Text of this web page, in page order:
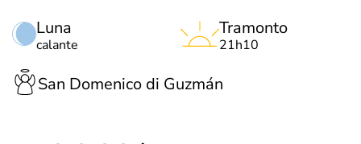
Luna
calante
Tramonto
21h10
San Domenico di Guzmán